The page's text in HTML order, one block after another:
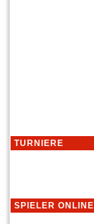
TURNIERE
SPIELER ONLINE